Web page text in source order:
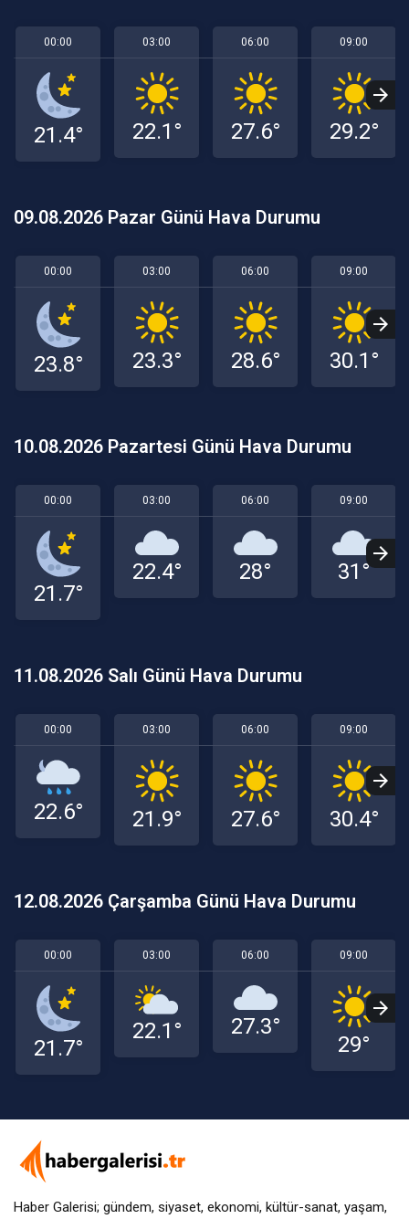
00:00
21.4°
03:00
22.1°
06:00
27.6°
09:00
29.2°
09.08.2026 Pazar Günü Hava Durumu
00:00
23.8°
03:00
23.3°
06:00
28.6°
09:00
30.1°
10.08.2026 Pazartesi Günü Hava Durumu
00:00
21.7°
03:00
22.4°
06:00
28°
09:00
31°
11.08.2026 Salı Günü Hava Durumu
00:00
22.6°
03:00
21.9°
06:00
27.6°
09:00
30.4°
12.08.2026 Çarşamba Günü Hava Durumu
00:00
21.7°
03:00
22.1°
06:00
27.3°
09:00
29°
Haber Galerisi; gündem, siyaset, ekonomi, kültür-sanat, yaşam,